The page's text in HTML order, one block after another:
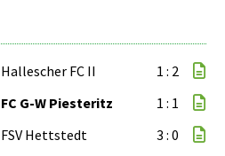
Hallescher FC II
1 : 2
FC G-W Piesteritz
1 : 1
FSV Hettstedt
3 : 0